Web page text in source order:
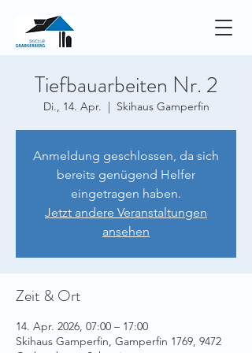
Tiefbauarbeiten Nr. 2
Di., 14. Apr.
  |
Skihaus Gamperfin
Anmeldung geschlossen, da sich
bereits genügend Helfer
eingetragen haben.
Jetzt andere Veranstaltungen
ansehen
Zeit & Ort
14. Apr. 2026, 07:00 – 17:00
Skihaus Gamperfin, Gamperfin 1769, 9472